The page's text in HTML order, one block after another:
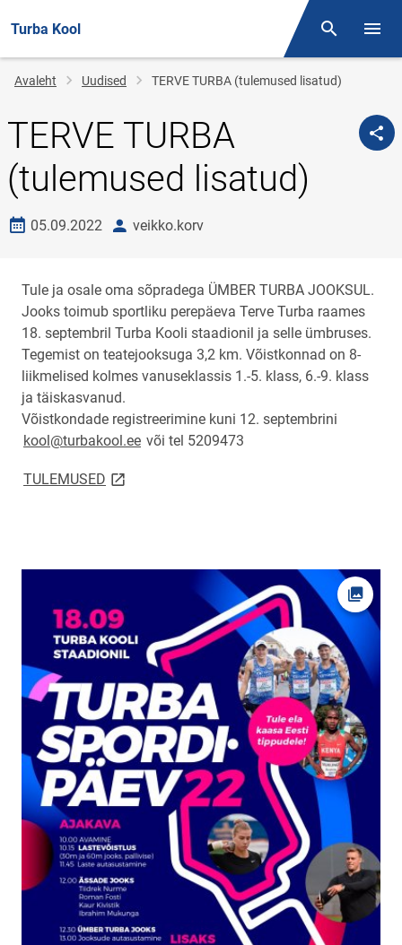
Turba Kool Otsing
Jälglink
Avaleht Uudised TERVE TURBA (tulemused lisatud)
TERVE TURBA
(tulemused lisatud)
Loomise kuupäev
05.09.2022 autorveikko.korv
Tule ja osale oma sõpradega ÜMBER TURBA JOOKSUL.
Jooks toimub sportliku perepäeva Terve Turba raames
18. septembril Turba Kooli staadionil ja selle ümbruses.
Tegemist on teatejooksuga 3,2 km. Võistkonnad on 8-
liikmelised kolmes vanuseklassis 1.-5. klass, 6.-9. klass
ja täiskasvanud.
Võistkondade registreerimine kuni 12. septembrini
kool@turbakool.ee või tel 5209473
TULEMUSED link opens on new page
Ava